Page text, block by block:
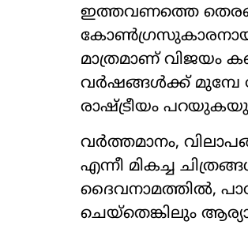
ഇത്തവണത്തെ
കോൺഗ്രസുകാരനായ
മാത്രമാണ് വിജയം
വര്‍ഷങ്ങള്‍ക്ക് മുമ്പേ
രാഷ്‌ട്രീയം
വർത്തമാനം,
എന്നീ മികച്ച
ദൈവനാമത്തിൽ,
ചെയ്തെങ്കിലും